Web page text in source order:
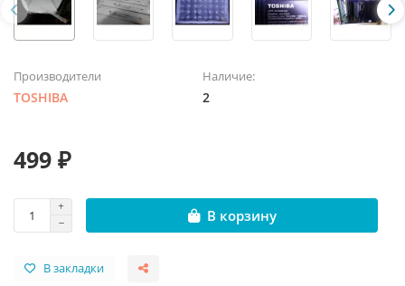
Производители
TOSHIBA
Наличие:
2
499 ₽
В корзину
В закладки